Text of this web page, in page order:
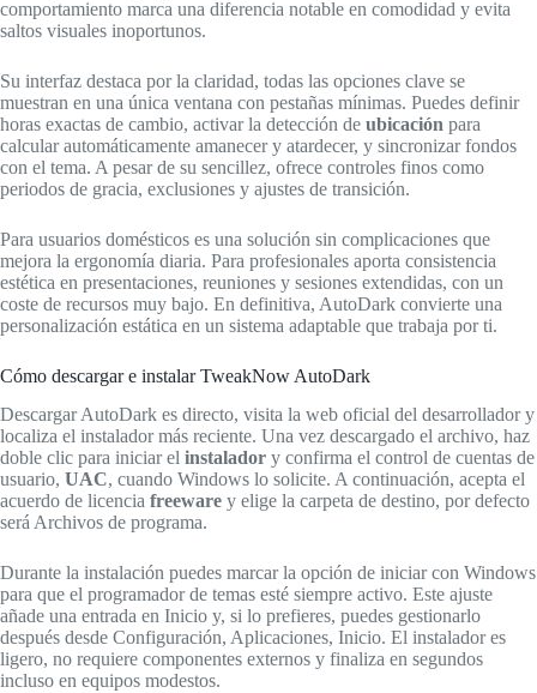
comportamiento marca una diferencia notable en comodidad y evita
saltos visuales inoportunos.
Su interfaz destaca por la claridad, todas las opciones clave se
muestran en una única ventana con pestañas mínimas. Puedes definir
horas exactas de cambio, activar la detección de ubicación para
calcular automáticamente amanecer y atardecer, y sincronizar fondos
con el tema. A pesar de su sencillez, ofrece controles finos como
periodos de gracia, exclusiones y ajustes de transición.
Para usuarios domésticos es una solución sin complicaciones que
mejora la ergonomía diaria. Para profesionales aporta consistencia
estética en presentaciones, reuniones y sesiones extendidas, con un
coste de recursos muy bajo. En definitiva, AutoDark convierte una
personalización estática en un sistema adaptable que trabaja por ti.
Cómo descargar e instalar TweakNow AutoDark
Descargar AutoDark es directo, visita la web oficial del desarrollador y
localiza el instalador más reciente. Una vez descargado el archivo, haz
doble clic para iniciar el instalador y confirma el control de cuentas de
usuario, UAC, cuando Windows lo solicite. A continuación, acepta el
acuerdo de licencia freeware y elige la carpeta de destino, por defecto
será Archivos de programa.
Durante la instalación puedes marcar la opción de iniciar con Windows
para que el programador de temas esté siempre activo. Este ajuste
añade una entrada en Inicio y, si lo prefieres, puedes gestionarlo
después desde Configuración, Aplicaciones, Inicio. El instalador es
ligero, no requiere componentes externos y finaliza en segundos
incluso en equipos modestos.